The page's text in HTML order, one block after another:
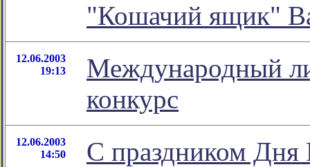
"Кошачий ящик"
12.06.2003
19:13
Международный
конкурс
12.06.2003
14:50
С праздником Дня